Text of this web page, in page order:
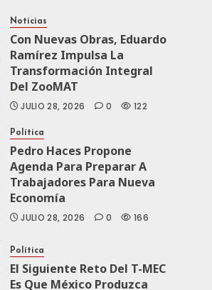
Noticias
Con Nuevas Obras, Eduardo
Ramírez Impulsa La
Transformación Integral
Del ZooMAT
JULIO 28, 2026 0 122
Política
Pedro Haces Propone
Agenda Para Preparar A
Trabajadores Para Nueva
Economía
JULIO 28, 2026 0 166
Política
El Siguiente Reto Del T-MEC
Es Que México Produzca